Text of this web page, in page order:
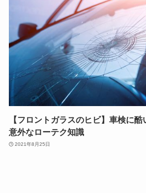
【フロントガラスのヒビ】車検に酷
意外なローテク知識
2021年8月25日